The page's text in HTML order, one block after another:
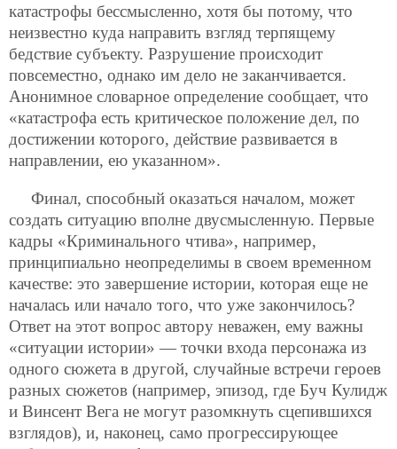
катастрофы бессмысленно, хотя бы потому, что
неизвестно куда направить взгляд терпящему
бедствие субъекту. Разрушение происходит
повсеместно, однако им дело не заканчивается.
Анонимное словарное определение сообщает, что
«катастрофа есть критическое положение дел, по
достижении которого, действие развивается в
направлении, ею указанном».
Финал, способный оказаться началом, может
создать ситуацию вполне двусмысленную. Первые
кадры «Криминального чтива», например,
принципиально неопределимы в своем временном
качестве: это завершение истории, которая еще не
началась или начало того, что уже закончилось?
Ответ на этот вопрос автору неважен, ему важны
«ситуации истории» — точки входа персонажа из
одного сюжета в другой, случайные встречи героев
разных сюжетов (например, эпизод, где Буч Кулидж
и Винсент Вега не могут разомкнуть сцепившихся
взглядов), и, наконец, само прогрессирующее